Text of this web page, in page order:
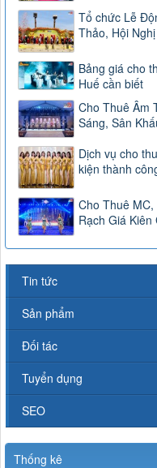
Tổ chức Lễ
Thảo, Hội Nghị
Bảng giá cho
Huế cần biết
Cho Thuê Âm
Sáng, Sân
Dịch vụ cho
kiện thành
Cho Thuê
Rạch Giá
Tin tức
Sản phẩm
Đối tác
Tuyển dụng
SEO
Thống kê